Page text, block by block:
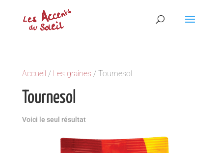
Accueil / Les graines / Tournesol
Tournesol
Voici le seul résultat